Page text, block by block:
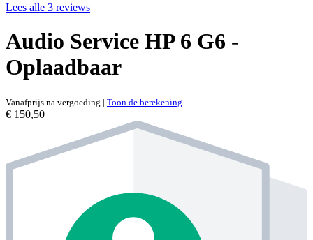
Lees alle 3 reviews
Audio Service HP 6 G6 -
Oplaadbaar
Vanafprijs na vergoeding | Toon de berekening
€ 150,50